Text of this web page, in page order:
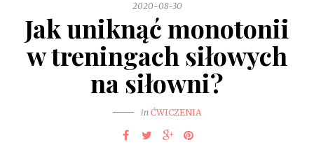
2020-08-30
Jak uniknąć monotonii
w treningach siłowych
na siłowni?
in ĆWICZENIA